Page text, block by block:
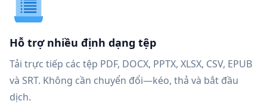
Hỗ trợ nhiều định dạng tệp
Tải trực tiếp các tệp PDF, DOCX, PPTX, XLSX, CSV, EPUB
và SRT. Không cần chuyển đổi—kéo, thả và bắt đầu
dịch.